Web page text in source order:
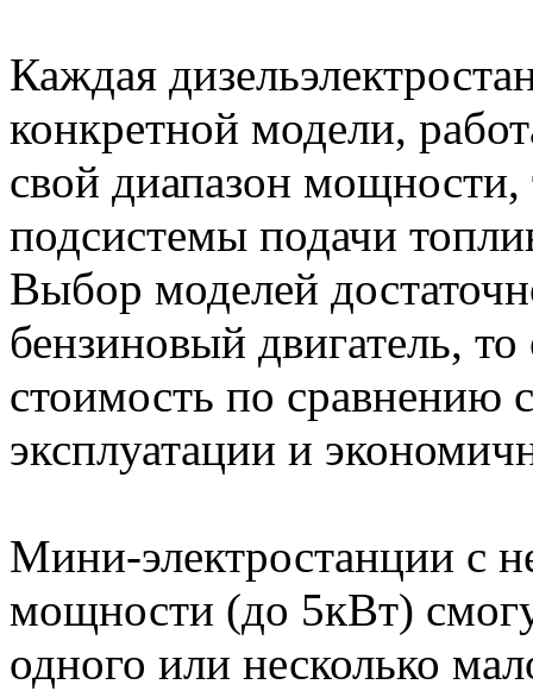
Каждая
конкретной модели,
свой диапазон мощности,
подсистемы подачи
Выбор моделей
бензиновый двигатель,
стоимость по сравнению
эксплуатации и
Мини-электростанции с
мощности (до 5кВт)
одного или несколько